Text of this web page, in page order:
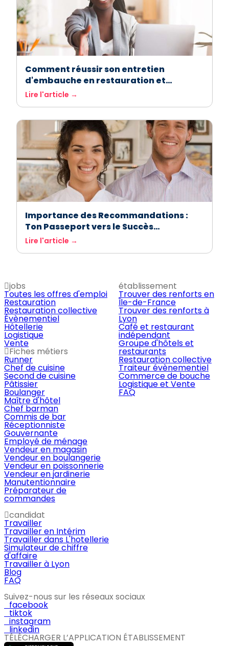
Comment réussir son entretien
d'embauche en restauration et
hôtellerie
Lire l'article →
Importance des Recommandations :
Ton Passeport vers le Succès
Professionnel
Lire l'article →
jobs
Toutes les offres d'emploi
Restauration
Restauration collective
Évènementiel
Hôtellerie
Logistique
Vente
Fiches métiers
Runner
Chef de cuisine
Second de cuisine
Pâtissier
Boulanger
Maître d'hôtel
Chef barman
Commis de bar
Réceptionniste
Gouvernante
Employé de ménage
Vendeur en magasin
Vendeur en boulangerie
Vendeur en poissonnerie
Vendeur en jardinerie
Manutentionnaire
Préparateur de
commandes
établissement
Trouver des renforts en
Île-de-France
Trouver des renforts à
Lyon
Café et restaurant
indépendant
Groupe d'hôtels et
restaurants
Restauration collective
Traiteur évènementiel
Commerce de bouche
Logistique et Vente
FAQ
candidat
Travailler
Travailler en Intérim
Travailler dans L'hotellerie
Simulateur de chiffre
d'affaire
Travailler à Lyon
Blog
FAQ
Suivez-nous sur les réseaux sociaux
facebook
tiktok
instagram
linkedin
TÉLÉCHARGER L’APPLICATION ÉTABLISSEMENT